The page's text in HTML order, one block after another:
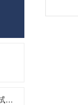
MECG2.0心电数据播放器 测试方法